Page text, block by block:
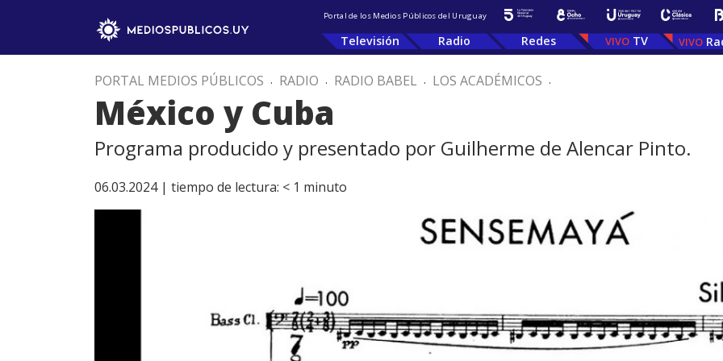
Portal de los Medios Públicos del Uruguay
Televisión Radio Redes TV
PORTAL MEDIOS PÚBLICOS . RADIO . RADIO BABEL . LOS ACADÉMICOS .
México y Cuba
Programa producido y presentado por Guilherme de Alencar Pinto.
06.03.2024 | tiempo de lectura: < 1 minuto